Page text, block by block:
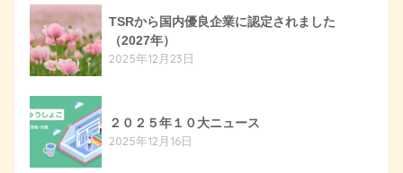
TSRから国内優良企業に認定されました
（2027年）
2025年12月23日
２０２５年１０大ニュース
2025年12月16日